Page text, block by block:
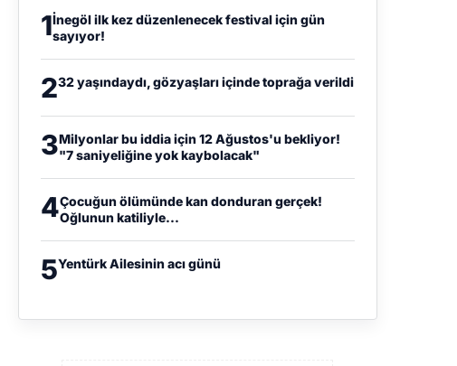
1İnegöl ilk kez düzenlenecek festival için gün
sayıyor!
232 yaşındaydı, gözyaşları içinde toprağa verildi
3Milyonlar bu iddia için 12 Ağustos'u bekliyor!
"7 saniyeliğine yok kaybolacak"
4Çocuğun ölümünde kan donduran gerçek!
Oğlunun katiliyle...
5Yentürk Ailesinin acı günü